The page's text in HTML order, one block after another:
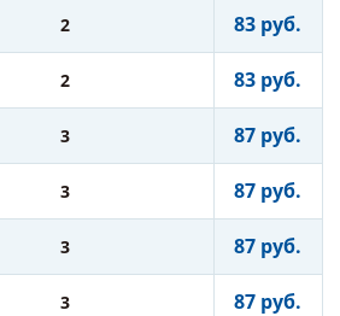
2 83 руб.
2 83 руб.
3 87 руб.
3 87 руб.
3 87 руб.
3 87 руб.